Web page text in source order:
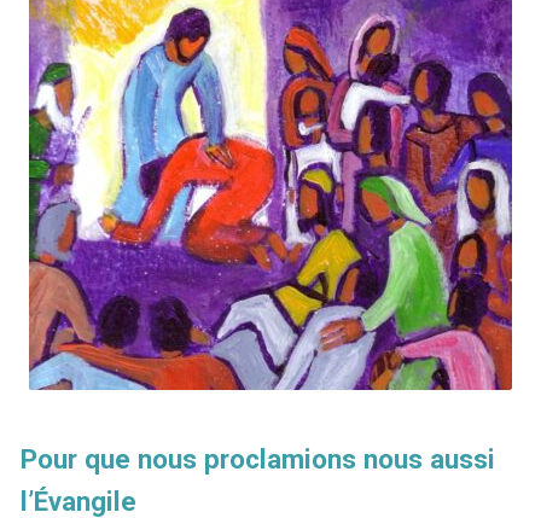
Pour que nous proclamions nous aussi
l’Évangile